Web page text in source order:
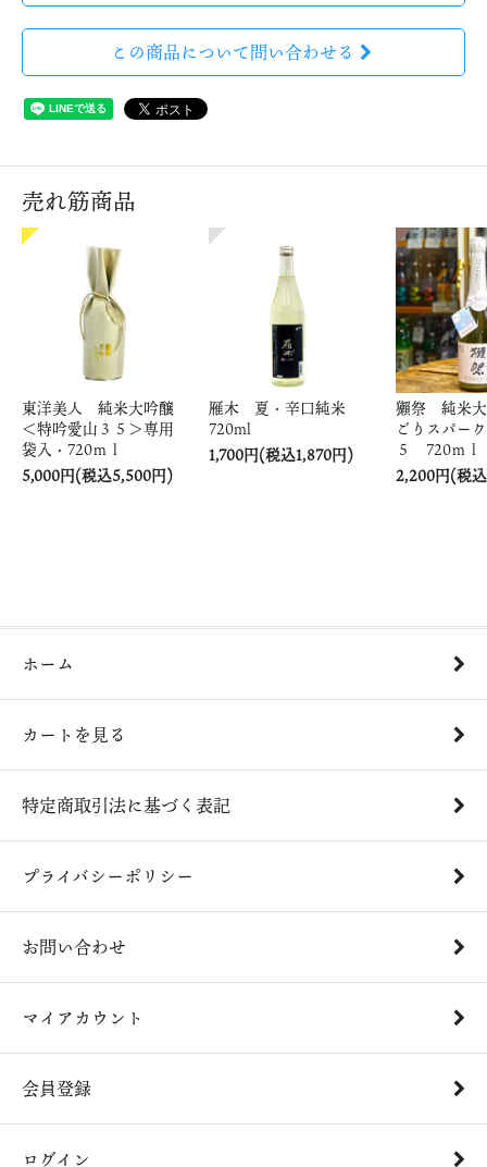
この商品について問い合わせる
売れ筋商品
東洋美人 純米大吟醸
＜特吟愛山３５＞専用
袋入・720ｍｌ
5,000円(税込5,500円)
雁木 夏・辛口純米
720ml
1,700円(税込1,870円)
獺祭 純米
ごりスパー
５ 720ｍｌ
2,200円(税
ホーム
カートを見る
特定商取引法に基づく表記
プライバシーポリシー
お問い合わせ
マイアカウント
会員登録
ログイン